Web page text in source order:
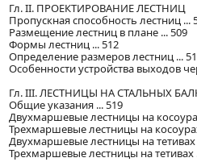
Гл. II. ПРОЕКТИРОВАНИЕ ЛЕСТНИЦ
Пропускная способность лестниц ...
Размещение лестниц в плане ... 509
Формы лестниц ... 512
Определение размеров лестниц ...
Особенности устройства выходов
Гл. III. ЛЕСТНИЦЫ НА СТАЛЬНЫХ
Общие указания ... 519
Двухмаршевые лестницы на
Трехмаршевые лестницы на
Двухмаршевые лестницы на тетивах
Трехмаршевые лестницы на тетивах